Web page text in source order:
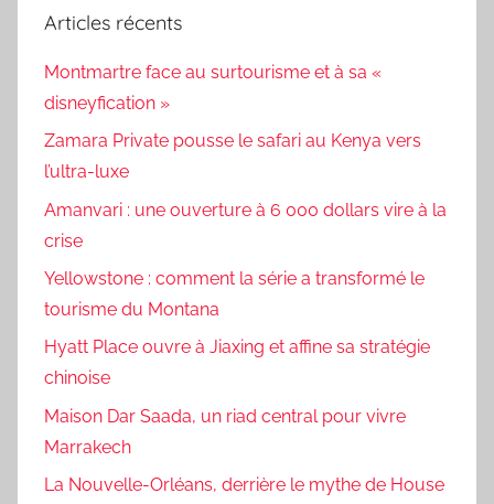
Articles récents
Montmartre face au surtourisme et à sa «
disneyfication »
Zamara Private pousse le safari au Kenya vers
l’ultra-luxe
Amanvari : une ouverture à 6 000 dollars vire à la
crise
Yellowstone : comment la série a transformé le
tourisme du Montana
Hyatt Place ouvre à Jiaxing et affine sa stratégie
chinoise
Maison Dar Saada, un riad central pour vivre
Marrakech
La Nouvelle-Orléans, derrière le mythe de House